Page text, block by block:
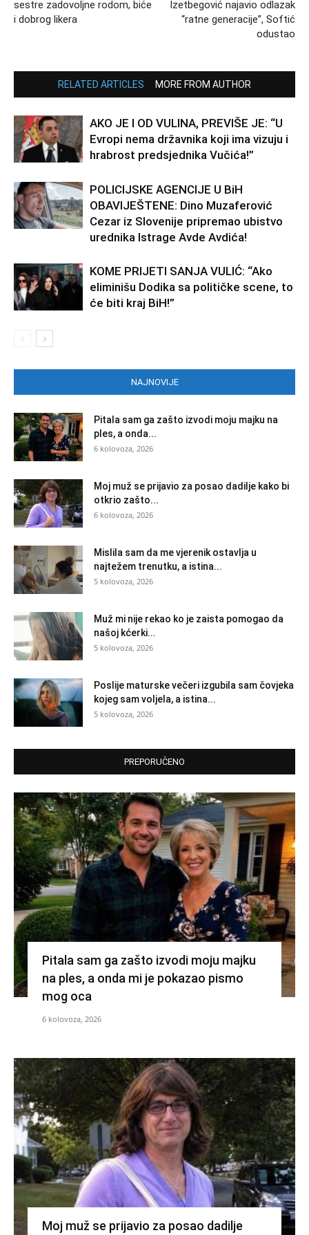
sestre zadovoljne rodom, biće
i dobrog likera
Izetbegović najavio odlazak
“ratne generacije”, Softić
odustao
RELATED ARTICLES MORE FROM AUTHOR
AKO JE I OD VULINA, PREVIŠE JE: “U
Evropi nema državnika koji ima vizuju i
hrabrost predsjednika Vučića!”
POLICIJSKE AGENCIJE U BiH
OBAVIJEŠTENE: Dino Muzaferović
Cezar iz Slovenije pripremao ubistvo
urednika Istrage Avde Avdića!
KOME PRIJETI SANJA VULIĆ: “Ako
eliminišu Dodika sa političke scene, to
će biti kraj BiH!”
NAJNOVIJE
Pitala sam ga zašto izvodi moju majku na
ples, a onda...
6 kolovoza, 2026
Moj muž se prijavio za posao dadilje kako bi
otkrio zašto...
6 kolovoza, 2026
Mislila sam da me vjerenik ostavlja u
najtežem trenutku, a istina...
5 kolovoza, 2026
Muž mi nije rekao ko je zaista pomogao da
našoj kćerki...
5 kolovoza, 2026
Poslije maturske večeri izgubila sam čovjeka
kojeg sam voljela, a istina...
5 kolovoza, 2026
PREPORUČENO
Pitala sam ga zašto izvodi moju majku
na ples, a onda mi je pokazao pismo
mog oca
6 kolovoza, 2026
Moj muž se prijavio za posao dadilje